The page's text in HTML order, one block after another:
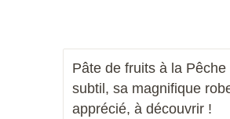
Pâte de fruits à la
subtil, sa magnifique
apprécié, à découvrir !